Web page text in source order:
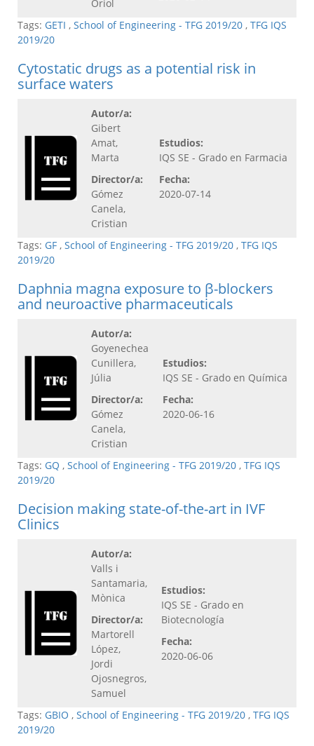
Oriol
Tags: GETI , School of Engineering - TFG 2019/20 , TFG IQS
2019/20
Cytostatic drugs as a potential risk in
surface waters
Autor/a:
Gibert
Amat,
Marta
Director/a:
Gómez
Canela,
Cristian
Estudios:
IQS SE - Grado en Farmacia
Fecha:
2020-07-14
Tags: GF , School of Engineering - TFG 2019/20 , TFG IQS
2019/20
Daphnia magna exposure to β-blockers
and neuroactive pharmaceuticals
Autor/a:
Goyenechea
Cunillera,
Júlia
Director/a:
Gómez
Canela,
Cristian
Estudios:
IQS SE - Grado en Química
Fecha:
2020-06-16
Tags: GQ , School of Engineering - TFG 2019/20 , TFG IQS
2019/20
Decision making state-of-the-art in IVF
Clinics
Autor/a:
Valls i
Santamaria,
Mònica
Director/a:
Martorell
López,
Jordi
Ojosnegros,
Samuel
Estudios:
IQS SE - Grado en
Biotecnología
Fecha:
2020-06-06
Tags: GBIO , School of Engineering - TFG 2019/20 , TFG IQS
2019/20